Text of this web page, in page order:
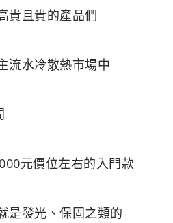
貴且貴的產品們
流水冷散熱市場中
元價位左右的入門款
是發光、保固之類的